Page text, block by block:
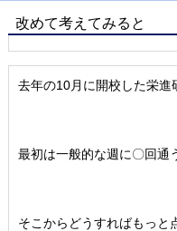
改めて考えてみると
去年の10月に開校した栄進
最初は一般的な週に〇回通
そこからどうすればもっと